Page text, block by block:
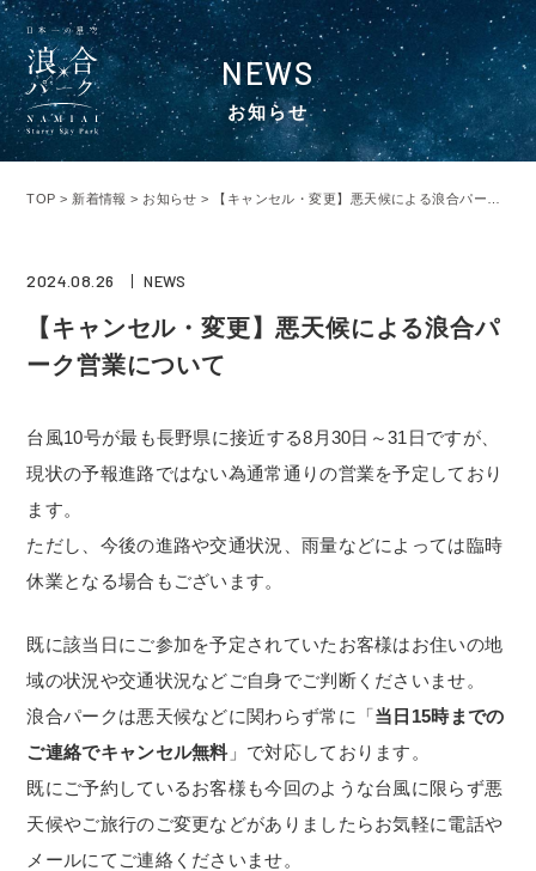
NEWS
お知らせ
TOP > 新着情報 > お知らせ > 【キャンセル・変更】悪天候による浪合パーク営業について
2024.08.26 NEWS
【キャンセル・変更】悪天候による浪合パ
ーク営業について
台風10号が最も長野県に接近する8月30日～31日ですが、
現状の予報進路ではない為通常通りの営業を予定しており
ます。
ただし、今後の進路や交通状況、雨量などによっては臨時
休業となる場合もございます。
既に該当日にご参加を予定されていたお客様はお住いの地
域の状況や交通状況などご自身でご判断くださいませ。
浪合パークは悪天候などに関わらず常に「当日15時までの
ご連絡でキャンセル無料 」で対応しております。
既にご予約しているお客様も今回のような台風に限らず悪
天候やご旅行のご変更などがありましたらお気軽に電話や
メールにてご連絡くださいませ。